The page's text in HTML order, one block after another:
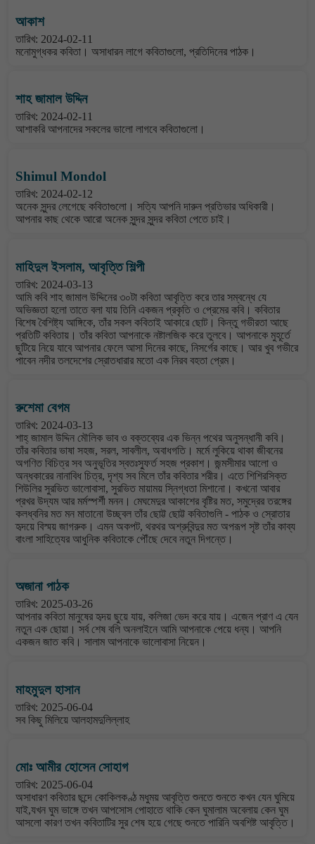
আকাশ
তারিখ: 2024-02-11
মনোমুগ্ধকর কবিতা। অসাধারন লাগে কবিতাগুলো, প্রতিদিনের পাঠক।
শাহ জামাল উদ্দিন
তারিখ: 2024-02-11
আশাকরি আপনাদের সকলের ভালো লাগবে কবিতাগুলো।
Shimul Mondol
তারিখ: 2024-02-12
অনেক সুন্দর লেগেছে কবিতাগুলো। সত্যি আপনি দারুন প্রতিভার অধিকারী।
আপনার কাছ থেকে আরো অনেক সুন্দর সুন্দর কবিতা পেতে চাই।
মাহিদুল ইসলাম, আবৃত্তি শিল্পী
তারিখ: 2024-03-13
আমি কবি শাহ জামাল উদ্দিনের ৩০টা কবিতা আবৃত্তি করে তার সম্বন্ধে যে
অভিজ্ঞতা হলো তাতে বলা যায় তিনি একজন প্রকৃতি ও প্রেমের কবি। কবিতার
বিশেষ বৈশিষ্ট্য আঙ্গিকে, তাঁর সকল কবিতাই আকারে ছোট। কিন্তু গভীরতা আছে
প্রতিটি কবিতায়। তাঁর কবিতা আপনাকে নষ্টালজিক করে তুলবে। আপনাকে মুহূর্তে
ছুটিয়ে নিয়ে যাবে আপনার ফেলে আসা দিনের কাছে, নিসর্গের কাছে। আর খুব গভীরে
পাবেন নদীর তলদেশের স্রোতধারার মতো এক নিরব বহতা প্রেম।
রুশেমা বেগম
তারিখ: 2024-03-13
শাহ্ জামাল উদ্দিন মৌলিক ভাব ও বক্তব্যের এক ভিন্ন পথের অনুসন্ধানী কবি।
তাঁর কবিতার ভাষা সহজ, সরল, সাবলীল, অবাধগতি। মর্মে লুকিয়ে থাকা জীবনের
অগণিত বিচিত্র সব অনুভূতির স্বতঃস্ফুর্ত সহজ প্রকাশ। জন্মসীমার আলো ও
অন্ধকারের নানাবিধ চিত্র, দৃশ্য সব মিলে তাঁর কবিতার শরীর। এতে শিশিরসিক্ত
শিউলির সুরভিত ভালোবাসা, সুরভিত মায়াময় স্নিগ্ধতা মিশানো। কখনো আবার
প্রখর উদ্যম আর মর্মস্পর্শী মনন। মেঘমেদুর আকাশের বৃষ্টির মত, সমুদ্রের তরঙ্গের
কলধ্বনির মত মন মাতানো উচ্ছ্বল তাঁর ছোট্ট ছোট্ট কবিতাগুলি - পাঠক ও স্রোতার
হৃদয়ে বিস্ময় জাগরুক। এমন অকপট, থরথর অশ্রুবিন্দুর মত অপরূপ সৃষ্ট তাঁর কাব্য
বাংলা সাহিত্যের আধুনিক কবিতাকে পৌঁছে দেবে নতুন দিগন্তে।
অজানা পাঠক
তারিখ: 2025-03-26
আপনার কবিতা মানুষের হৃদয় ছুয়ে যায়, কলিজা ভেদ করে যায়। এজেন প্রাণ এ যেন
নতুন এক ছোয়া। সর্ব শেষ বলি অনলাইনে আমি আপনাকে পেয়ে ধন্য। আপনি
একজন জাত কবি। সালাম আপনাকে ভালোবাসা নিয়েন।
মাহমুদুল হাসান
তারিখ: 2025-06-04
সব কিছু মিলিয়ে আলহামদুলিল্লাহ
মোঃ আমীর হোসেন সোহাগ
তারিখ: 2025-06-04
অসাধারণ কবিতার ছন্দে কোকিলকণ্ঠ মধুময় আবৃত্তি শুনতে শুনতে কখন যেন ঘুমিয়ে
যাই,যখন ঘুম ভাঙ্গে তখন আপসোস পোহাতে থাকি কেন ঘুমালাম অবেলায় কেন ঘুম
আসলো কারণ তখন কবিতাটির সুর শেষ হয়ে গেছে শুনতে পারিনি অবশিষ্ট আবৃত্তি।